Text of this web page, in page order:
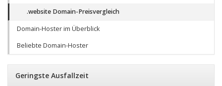
.website Domain-Preisvergleich
Domain-Hoster im Überblick
Beliebte Domain-Hoster
Geringste Ausfallzeit